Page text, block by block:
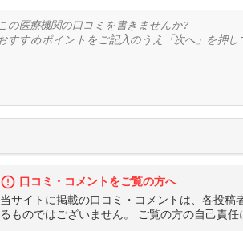
口コミ・コメントをご覧の方へ
当サイトに掲載の口コミ・コメントは、各投
るものではございません。 ご覧の方の自己責任